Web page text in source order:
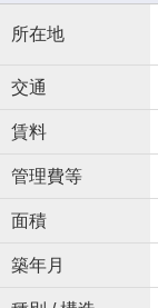
所在地
交通
賃料
管理費等
面積
築年月